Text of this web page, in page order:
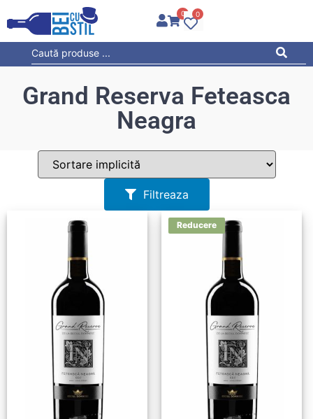
0 0
Grand Reserva Feteasca
Neagra
Filtreaza